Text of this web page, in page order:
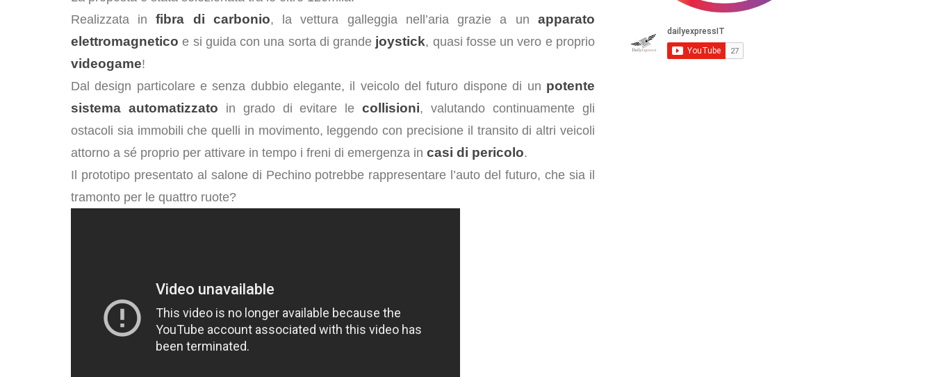
Realizzata infibra di carbonio, la vettura galleggia nell’aria grazie a un apparato
elettromagnetico e si guida con una sorta di grande joystick, quasi fosse un vero e proprio
videogame!
Dal design particolare e senza dubbio elegante, il veicolo del futuro dispone di un potente
sistema automatizzato in grado di evitare lecollisioni, valutando continuamente gli
ostacoli sia immobili che quelli in movimento, leggendo con precisione il transito di altri veicoli
attorno a sé proprio per attivare in tempo i freni di emergenza in casi di pericolo.
Il prototipo presentato al salone di Pechino potrebbe rappresentare l’auto del futuro, che sia il
tramonto per le quattro ruote?